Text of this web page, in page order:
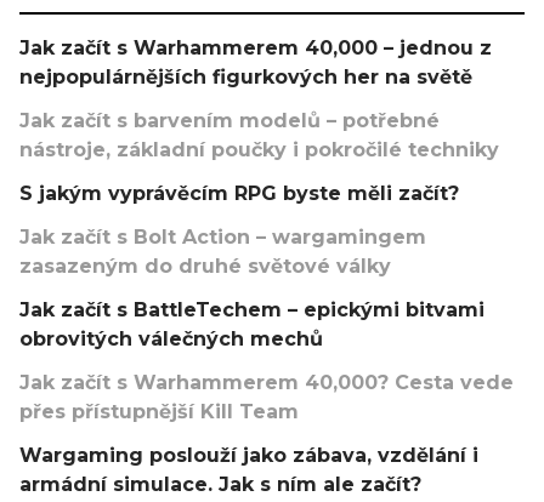
Jak začít s Warhammerem 40,000 – jednou z
nejpopulárnějších figurkových her na světě
Jak začít s barvením modelů – potřebné
nástroje, základní poučky i pokročilé techniky
S jakým vyprávěcím RPG byste měli začít?
Jak začít s Bolt Action – wargamingem
zasazeným do druhé světové války
Jak začít s BattleTechem – epickými bitvami
obrovitých válečných mechů
Jak začít s Warhammerem 40,000? Cesta vede
přes přístupnější Kill Team
Wargaming poslouží jako zábava, vzdělání i
armádní simulace. Jak s ním ale začít?